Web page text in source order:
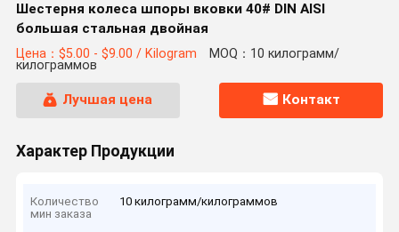
Шестерня колеса шпоры вковки 40# DIN AISI
большая стальная двойная
Цена：$5.00 - $9.00 / Kilogram MOQ：10 килограмм/
килограммов
Лучшая цена Контакт
Характер Продукции
Количество
мин заказа
10 килограмм/килограммов